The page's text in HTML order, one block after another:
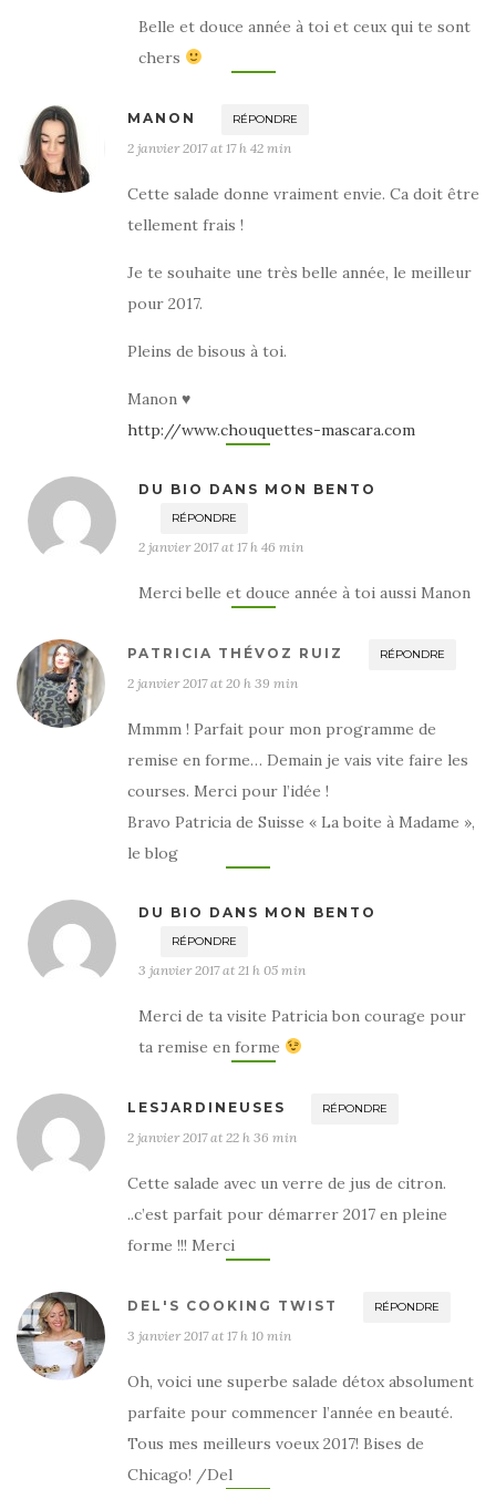
Belle et douce année à toi et ceux qui te sont
chers
MANON RÉPONDRE
2 janvier 2017 at 17 h 42 min
Cette salade donne vraiment envie. Ca doit être
tellement frais !
Je te souhaite une très belle année, le meilleur
pour 2017.
Pleins de bisous à toi.
Manon ♥
http://www.chouquettes-mascara.com
DU BIO DANS MON BENTO
RÉPONDRE
2 janvier 2017 at 17 h 46 min
Merci belle et douce année à toi aussi Manon
PATRICIA THÉVOZ RUIZ RÉPONDRE
2 janvier 2017 at 20 h 39 min
Mmmm ! Parfait pour mon programme de
remise en forme… Demain je vais vite faire les
courses. Merci pour l’idée !
Bravo Patricia de Suisse « La boite à Madame »,
le blog
DU BIO DANS MON BENTO
RÉPONDRE
3 janvier 2017 at 21 h 05 min
Merci de ta visite Patricia bon courage pour
ta remise en forme
LESJARDINEUSES RÉPONDRE
2 janvier 2017 at 22 h 36 min
Cette salade avec un verre de jus de citron.
..c’est parfait pour démarrer 2017 en pleine
forme !!! Merci
DEL'S COOKING TWIST RÉPONDRE
3 janvier 2017 at 17 h 10 min
Oh, voici une superbe salade détox absolument
parfaite pour commencer l’année en beauté.
Tous mes meilleurs voeux 2017! Bises de
Chicago! /Del